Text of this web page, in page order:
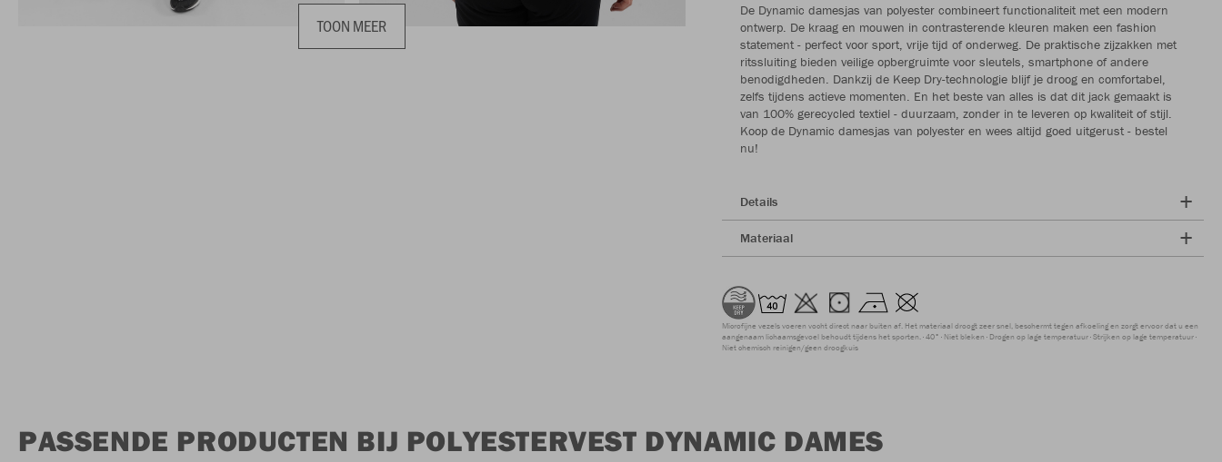
TOON MEER
De Dynamic damesjas van polyester combineert functionaliteit met een modern
ontwerp. De kraag en mouwen in contrasterende kleuren maken een fashion
statement - perfect voor sport, vrije tijd of onderweg. De praktische zijzakken met
ritssluiting bieden veilige opbergruimte voor sleutels, smartphone of andere
benodigdheden. Dankzij de Keep Dry-technologie blijf je droog en comfortabel,
zelfs tijdens actieve momenten. En het beste van alles is dat dit jack gemaakt is
van 100% gerecycled textiel - duurzaam, zonder in te leveren op kwaliteit of stijl.
Koop de Dynamic damesjas van polyester en wees altijd goed uitgerust - bestel
nu!
Details
Materiaal
Microfijne vezels voeren vocht direct naar buiten af. Het materiaal droogt zeer snel, beschermt tegen afkoeling en zorgt ervoor dat u een
aangenaam lichaamsgevoel behoudt tijdens het sporten. 40° Niet bleken Drogen op lage temperatuur Strijken op lage temperatuur
Niet chemisch reinigen/geen droogkuis
PASSENDE PRODUCTEN BIJ POLYESTERVEST DYNAMIC DAMES